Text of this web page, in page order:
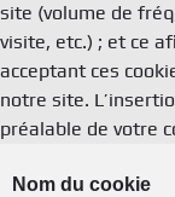
site (volume de
visite, etc.) ; et ce
acceptant ces
notre site.
préalable de votre
Nom du cookie